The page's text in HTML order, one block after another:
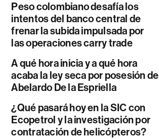
Peso colombiano desafía los
intentos del banco central de
frenar la subida impulsada por
las operaciones carry trade
A qué hora inicia y a qué hora
acaba la ley seca por posesión de
Abelardo De la Espriella
¿Qué pasará hoy en la SIC con
Ecopetrol y la investigación por
contratación de helicópteros?